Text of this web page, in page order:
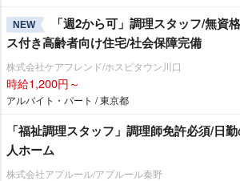
NEW
「週2から可」調理スタッフ/無資
ス付き高齢者向け住宅/社会保障完備
株式会社ケアフレンド/ホスピタウン川口
時給1,200円～
アルバイト・パート / 東京都
「福祉調理スタッフ」調理師免許必須/日
人ホーム
株式会社アプルール/アプルール秦野